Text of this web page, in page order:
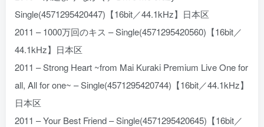
Single(4571295420447)【16bit／44.1kHz】日本区
2011 – 1000万回のキス – Single(4571295420560)【16bit／
44.1kHz】日本区
2011 – Strong Heart ~from Mai Kuraki Premium Live One for
all, All for one~ – Single(4571295420744)【16bit／44.1kHz】
日本区
2011 – Your Best Friend – Single(4571295420645)【16bit／